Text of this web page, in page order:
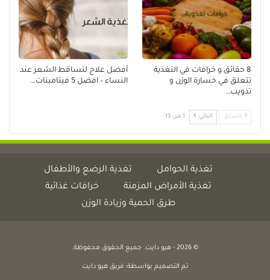
8 حقائق و خرافات في التغذية
تتعلق في خسارة الوزن و
تذويب…
أفضل علاج لتساقط الشعر عند
النساء – افضل 5 فيتامينات…
السابق التالي 1 من 13
تغذية الحوامل
تغذية الرضع والأطفال
تغذية الأمراض المزمنة
خرافات غذائية
طرق الحمية وزيادة الوزن
© 2026 - هيو دايت. جميع الحقوق محفوظة.
تم التصميم بواسطة:فريق هيو دايت